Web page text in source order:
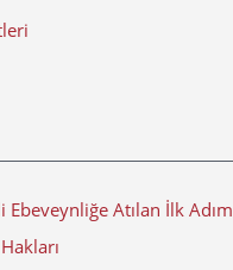
Atılan İlk Adım